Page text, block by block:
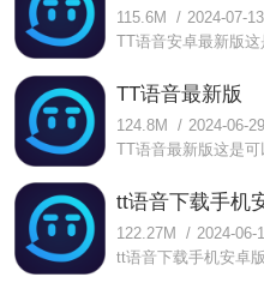
115.6M / 2024-07-13
TT语音最新版
124.8M / 2024-06-29
tt语音下载手机
122.27M / 2024-06-